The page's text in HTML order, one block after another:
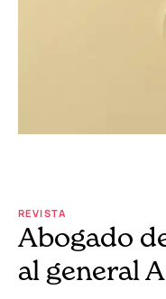
REVISTA
Abogado
al general